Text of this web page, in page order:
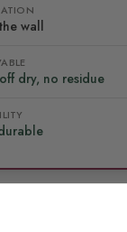
wall
dry, no residue